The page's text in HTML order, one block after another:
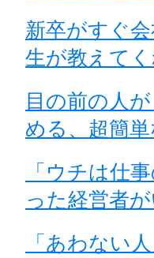
新卒がすぐ
生が教えてく
目の前の人
める、超簡単
「ウチは仕
った経営者が
「あわない